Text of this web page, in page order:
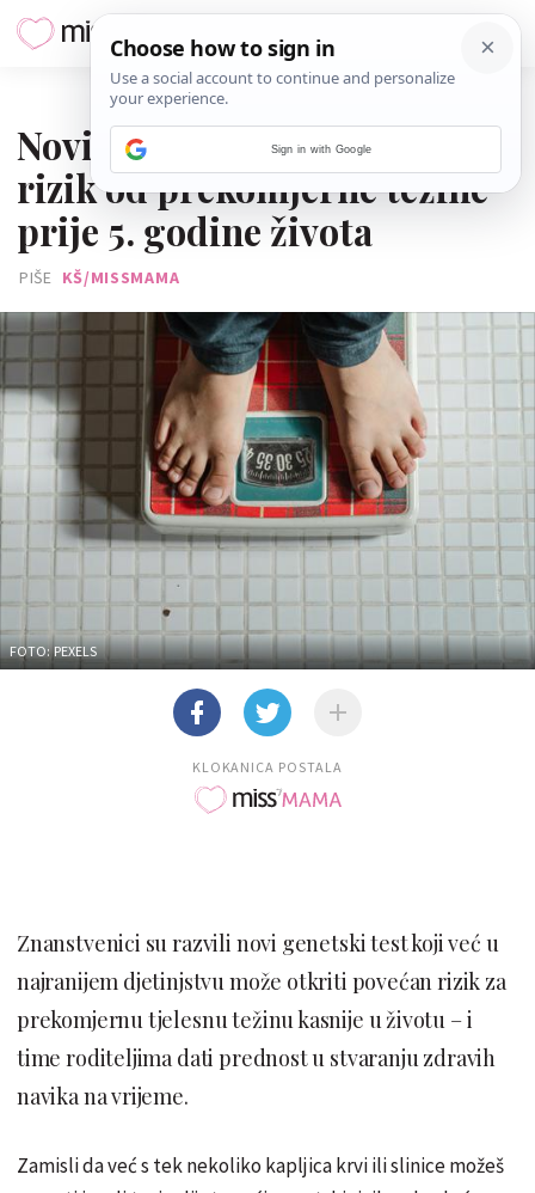
Novi test može predvidjeti
rizik od prekomjerne težine
prije 5. godine života
PIŠE KŠ/MISSMAMA
FOTO: PEXELS
KLOKANICA POSTALA
Znanstvenici su razvili novi genetski test koji već u
najranijem djetinjstvu može otkriti povećan rizik za
prekomjernu tjelesnu težinu kasnije u životu – i
time roditeljima dati prednost u stvaranju zdravih
navika na vrijeme.
Zamisli da već s tek nekoliko kapljica krvi ili slinice možeš
Sign in with Google